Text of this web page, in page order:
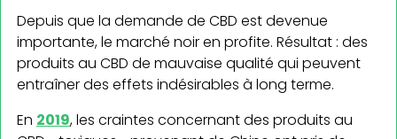
Depuis que la demande de CBD est devenue
importante, le marché noir en profite. Résultat : des
produits au CBD de mauvaise qualité qui peuvent
entraîner des effets indésirables à long terme.
En 2019, les craintes concernant des produits au